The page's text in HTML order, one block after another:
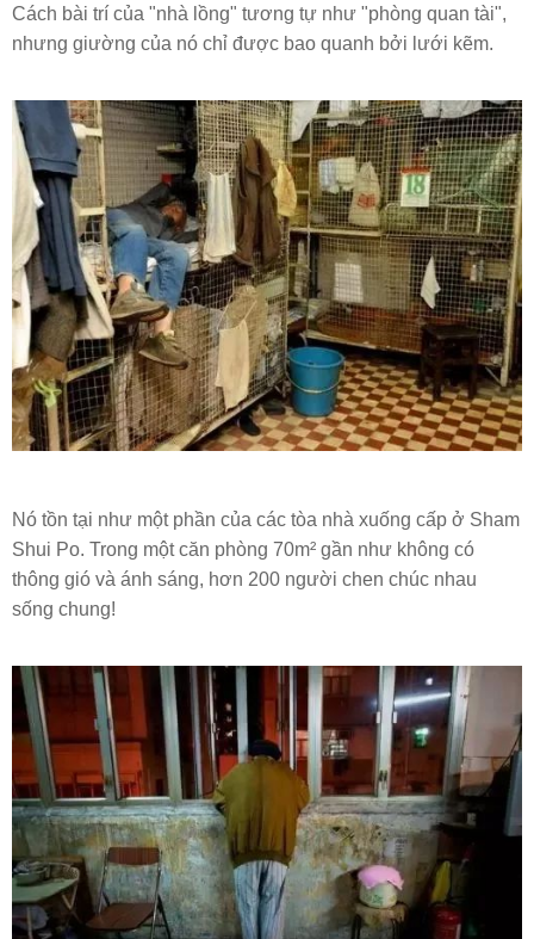
Cách bài trí của "nhà lồng" tương tự như "phòng quan tài",
nhưng giường của nó chỉ được bao quanh bởi lưới kẽm.
Nó tồn tại như một phần của các tòa nhà xuống cấp ở Sham
Shui Po. Trong một căn phòng 70m² gần như không có
thông gió và ánh sáng, hơn 200 người chen chúc nhau
sống chung!